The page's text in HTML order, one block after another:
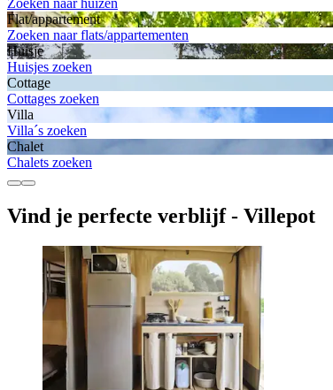
Zoeken naar huizen
Flat/appartement
Zoeken naar flats/appartementen
Huisje
Huisjes zoeken
Cottage
Cottages zoeken
Villa
Villa´s zoeken
Chalet
Chalets zoeken
Vind je perfecte verblijf - Villepot